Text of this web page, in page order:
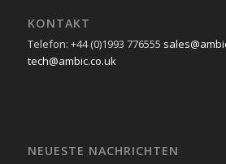
KONTAKT
Telefon: +44 (0)1993 776555
tech@ambic.co.uk
NEUESTE NACHRICHTEN